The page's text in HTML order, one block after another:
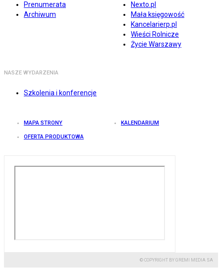
Prenumerata
Archiwum
Nexto.pl
Mała księgowość
Kancelarierp.pl
Wieści Rolnicze
Życie Warszawy
NASZE WYDARZENIA
Szkolenia i konferencje
MAPA STRONY KALENDARIUM
OFERTA PRODUKTOWA
© COPYRIGHT BY GREMI MEDIA SA